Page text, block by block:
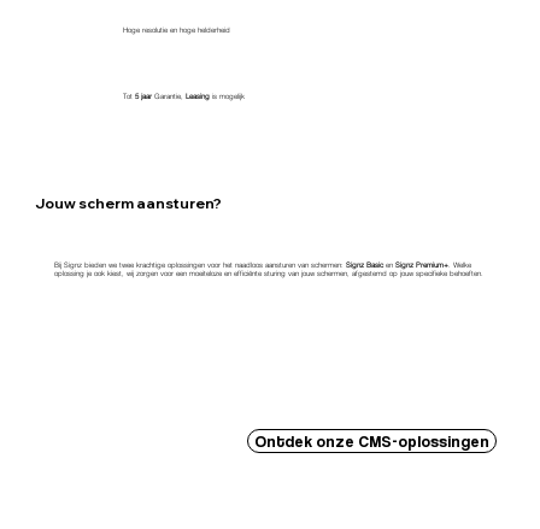
Tot5 jaar Garantie,Leasing is mogelijk
Hoge resolutie en hoge helderheid
Jouw scherm aansturen?
Bij Signz bieden we twee krachtige oplossingen voor het naadloos aansturen van schermen: Signz Basicen Signz Premium+. Welke
oplossing je ook kiest, wij zorgen voor een moeiteloze en efficiënte sturing van jouw schermen, afgestemd op jouw specifieke behoeften.
Ontdek onze CMS-oplossingen